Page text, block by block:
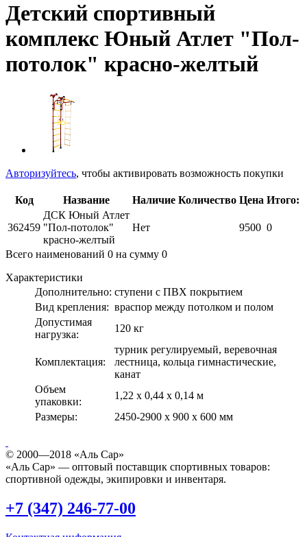
Детский спортивный
комплекс Юный Атлет "Пол-
потолок" красно-желтый
Авторизуйтесь, чтобы активировать возможность покупки
Код Название Наличие Количество Цена Итого:
362459
ДСК Юный Атлет
"Пол-потолок"
красно-желтый
Нет 9500 0
Всего наименований 0 на сумму 0
Характеристики
Дополнительно: ступени с ПВХ покрытием
Вид крепления: враспор между потолком и полом
Допустимая
нагрузка:
120 кг
Комплектация:
турник регулируемый, веревочная
лестница, кольца гимнастические,
канат
Объем
упаковки:
1,22 х 0,44 х 0,14 м
Размеры:
2450-2900 x 900 х 600 мм
© 2000—2018 «Аль Сар»
«Аль Сар» — оптовый поставщик спортивных товаров:
спортивной одежды, экипировки и инвентаря.
+7 (347) 246-77-00